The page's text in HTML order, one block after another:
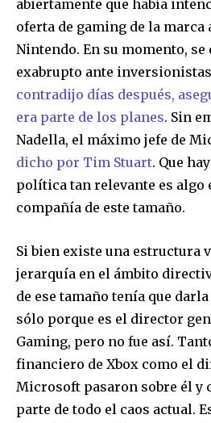
abiertamente que había
oferta de gaming de la marca
Nintendo. En su momento,
exabrupto ante
contradijo días después,
era parte de los planes. Sin
Nadella, el máximo jefe de
dicho por Tim Stuart. Que
política tan relevante es algo
compañía de este tamaño.
Si bien existe una estructura
jerarquía en el ámbito
de ese tamaño tenía que
sólo porque es el director
Gaming, pero no fue así.
financiero de Xbox como el
Microsoft pasaron sobre él y
parte de todo el caos actual.